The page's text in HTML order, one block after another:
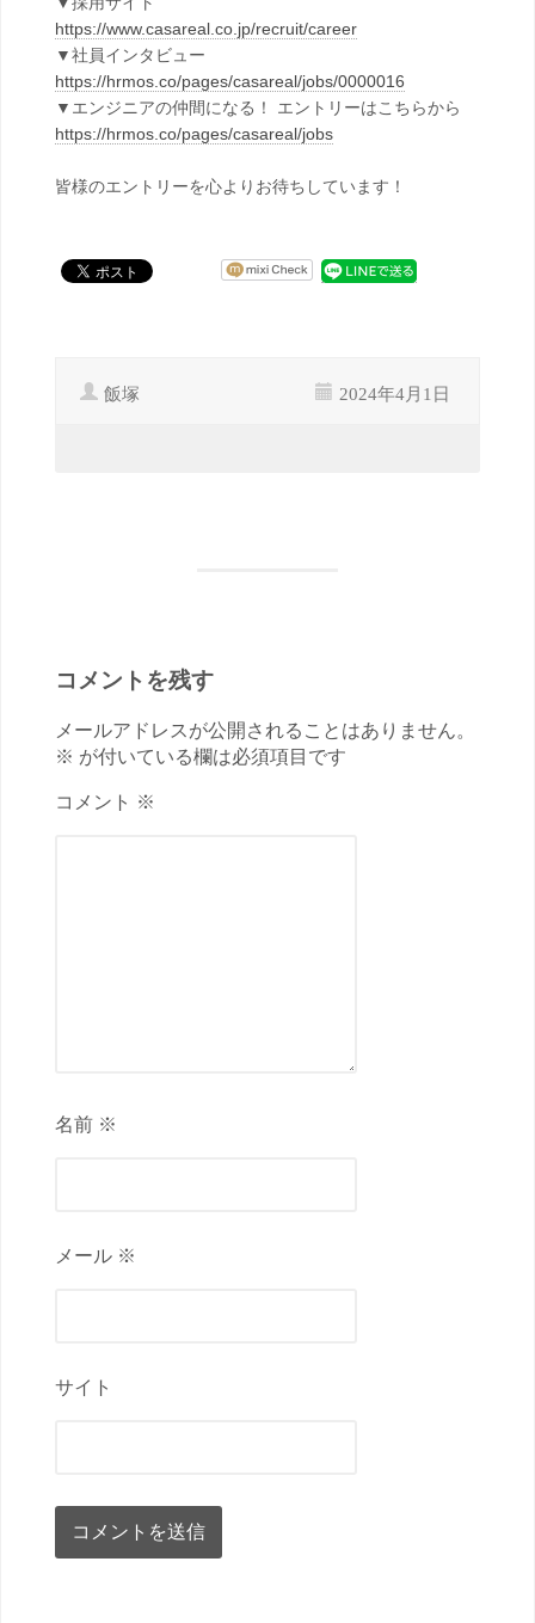
https://www.casareal.co.jp/recruit/career
▼社員インタビュー
https://hrmos.co/pages/casareal/jobs/0000016
▼エンジニアの仲間になる！ エントリーはこちらから
https://hrmos.co/pages/casareal/jobs
皆様のエントリーを心よりお待ちしています！
飯塚 2024年4月1日
コメントを残す
メールアドレスが公開されることはありません。
※ が付いている欄は必須項目です
コメント ※
名前 ※
メール ※
サイト